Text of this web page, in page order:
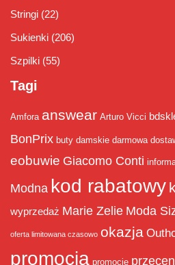
Stringi (22)
Sukienki (206)
Szpilki (55)
Tagi
Amfora answear Arturo Vicci
BonPrix buty damskie darmowa
eobuwie Giacomo Conti
Modna kod rabatowy
wyprzedaż Marie Zelie Moda
oferta limitowana czasowo okazja
promocja promocje